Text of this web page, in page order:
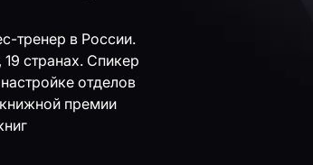
тренер в России.
странах. Спикер
отделов
премии